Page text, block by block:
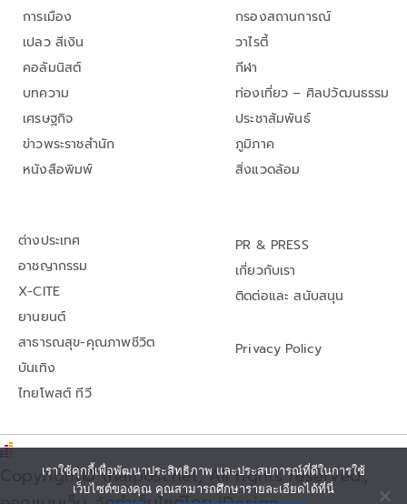
การเมือง
เปลว สีเงิน
คอลัมนิสต์
บทความ
เศรษฐกิจ
ข่าวพระราชสำนัก
หนังสือพิมพ์
กรองสถานการณ์
วาไรตี้
กีฬา
ท่องเที่ยว – ศิลปวัฒนธรรม
ประชาสัมพันธ์
ภูมิภาค
สิ่งแวดล้อม
ต่างประเทศ
อาชญากรรม
X-CITE
ยานยนต์
สาธารณสุข-คุณภาพชีวิต
บันเทิง
ไทยโพสต์ ทีวี
PR & PRESS
เกี่ยวกับเรา
ติดต่อและ สนับสนุน
Privacy Policy
Copyright© thaipost.net, All rights reserved.,
เราใช้คุกกี้เพื่อพัฒนาประสิทธิภาพ และประสบการณ์ที่ดีในการใช้
เว็บไซต์ของคุณ คุณสามารถศึกษารายละเอียดได้ที่นี่